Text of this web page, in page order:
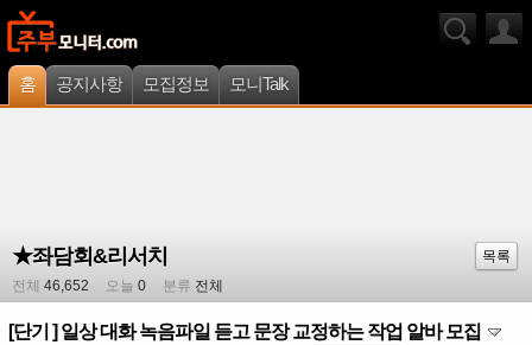
홈 공지사항 모집정보 모니Talk
★좌담회&리서치
목록
전체 46,652 오늘 0 분류 전체
[단기 ] 일상 대화 녹음파일 듣고 문장 교정하는 작업 알바 모집